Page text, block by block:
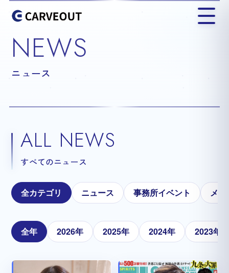
NEWS
ニュース
ALL NEWS
すべてのニュース
全カテゴリ ニュース 事務所イベント メ
全年 2026年 2025年 2024年 2023年